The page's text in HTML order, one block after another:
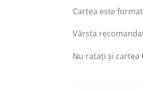
Cartea este
Vârsta
Nu ratați și cartea